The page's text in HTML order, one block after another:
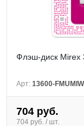
Флэш-диск Mirex
Арт: 13600-
704 руб.
704 руб. / шт.